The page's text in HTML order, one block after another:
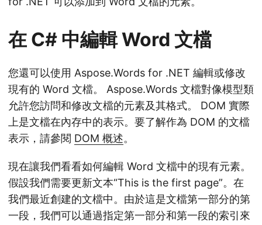
在 C# 中編輯 Word 文檔
您還可以使用 Aspose.Words for .NET 編輯或修改
現有的 Word 文檔。 Aspose.Words 文檔對像模型類
允許您訪問和修改文檔的元素及其格式。 DOM 實際
上是文檔在內存中的表示。要了解作為 DOM 的文檔
表示，請參閱 DOM 概述。
現在讓我們看看如何編輯 Word 文檔中的現有元素。
假設我們需要更新文本“This is the first page”。在
我們最近創建的文檔中。由於這是文檔第一部分的第
一段，我們可以通過指定第一部分和第一段的索引來